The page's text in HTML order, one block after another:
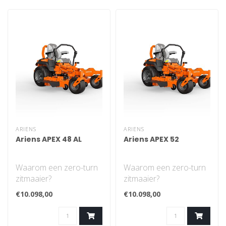
ARIENS
Ariens APEX 48 AL
Waarom een zero-turn
zitmaaier?
De zero-turn zitmaaier
bespaart u een hoop
€10.098,00
ARIENS
Ariens APEX 52
Waarom een zero-turn
zitmaaier?
De zero-turn zitmaaier
bespaart u een hoop
€10.098,00